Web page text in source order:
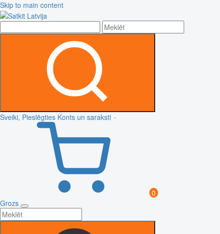
Skip to main content
Sveiki, Pieslēgties Konts un saraksti
0
Grozs